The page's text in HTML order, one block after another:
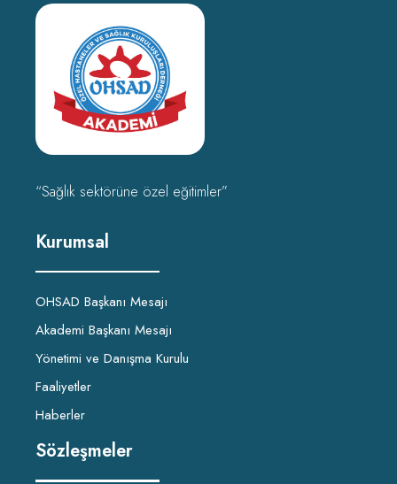
“Sağlık sektörüne özel eğitimler”
Kurumsal
OHSAD Başkanı Mesajı
Akademi Başkanı Mesajı
Yönetimi ve Danışma Kurulu
Faaliyetler
Haberler
Sözleşmeler